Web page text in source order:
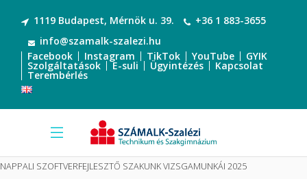
1119 Budapest, Mérnök u. 39.
+36 1 883-3655
info@szamalk-szalezi.hu
Facebook
Instagram TikTok YouTube GYIK
Szolgáltatások E-suli Ügyintézés Kapcsolat
Terembérlés
NAPPALI SZOFTVERFEJLESZTŐ SZAKUNK VIZSGAMUNKÁI 2025